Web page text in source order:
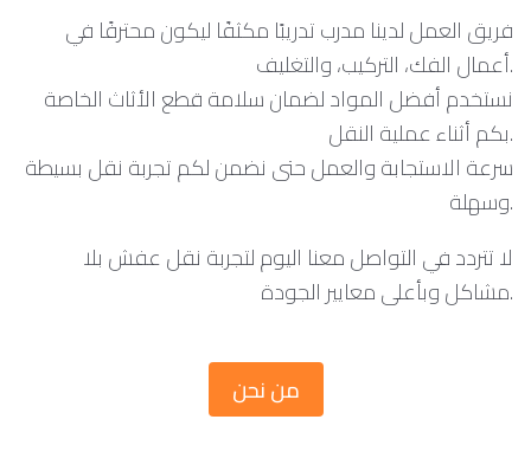
أعمال الفك، التركيب، والتغليف.
نستخدم أفضل المواد لضمان سلامة قطع الأثاث الخاصة
بكم أثناء عملية النقل.
سرعة الاستجابة والعمل حتى نضمن لكم تجربة نقل بسيطة
وسهلة.
لا تتردد في التواصل معنا اليوم لتجربة نقل عفش بلا
مشاكل وبأعلى معايير الجودة.
من نحن